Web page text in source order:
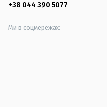
+38 044 390 5077
Ми в соцмережах: